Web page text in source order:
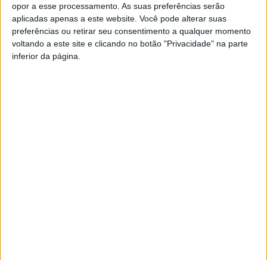
opor a esse processamento. As suas preferências serão
aplicadas apenas a este website. Você pode alterar suas
preferências ou retirar seu consentimento a qualquer momento
voltando a este site e clicando no botão "Privacidade" na parte
inferior da página.
Pavilhão da Luz, frente ao Benfica, campeão nacional em
título.
Esta e outras notícias para ouvir na Estação Diária – 96.8